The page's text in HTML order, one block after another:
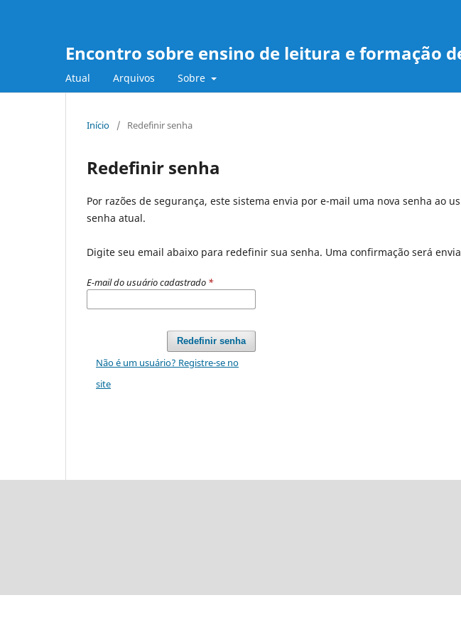
Encontro sobre ensino de leitura e formação
Atual Arquivos Sobre
Início / Redefinir senha
Redefinir senha
Por razões de segurança, este sistema envia por e-mail uma nova senha ao
senha atual.
Digite seu email abaixo para redefinir sua senha. Uma confirmação será
E-mail do usuário cadastrado *
Redefinir senha
Não é um usuário? Registre-se no
site